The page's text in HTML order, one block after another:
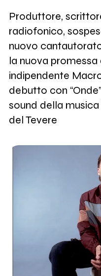
Produttore,
radiofonico,
nuovo
la nuova
indipendente
debutto con
sound della
del Tevere